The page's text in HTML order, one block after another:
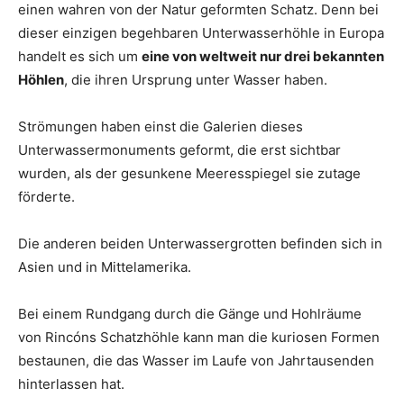
einen wahren von der Natur geformten Schatz. Denn bei
dieser einzigen begehbaren Unterwasserhöhle in Europa
handelt es sich um eine von weltweit nur drei bekannten
Höhlen, die ihren Ursprung unter Wasser haben.
Strömungen haben einst die Galerien dieses
Unterwassermonuments geformt, die erst sichtbar
wurden, als der gesunkene Meeresspiegel sie zutage
förderte.
Die anderen beiden Unterwassergrotten befinden sich in
Asien und in Mittelamerika.
Bei einem Rundgang durch die Gänge und Hohlräume
von Rincóns Schatzhöhle kann man die kuriosen Formen
bestaunen, die das Wasser im Laufe von Jahrtausenden
hinterlassen hat.